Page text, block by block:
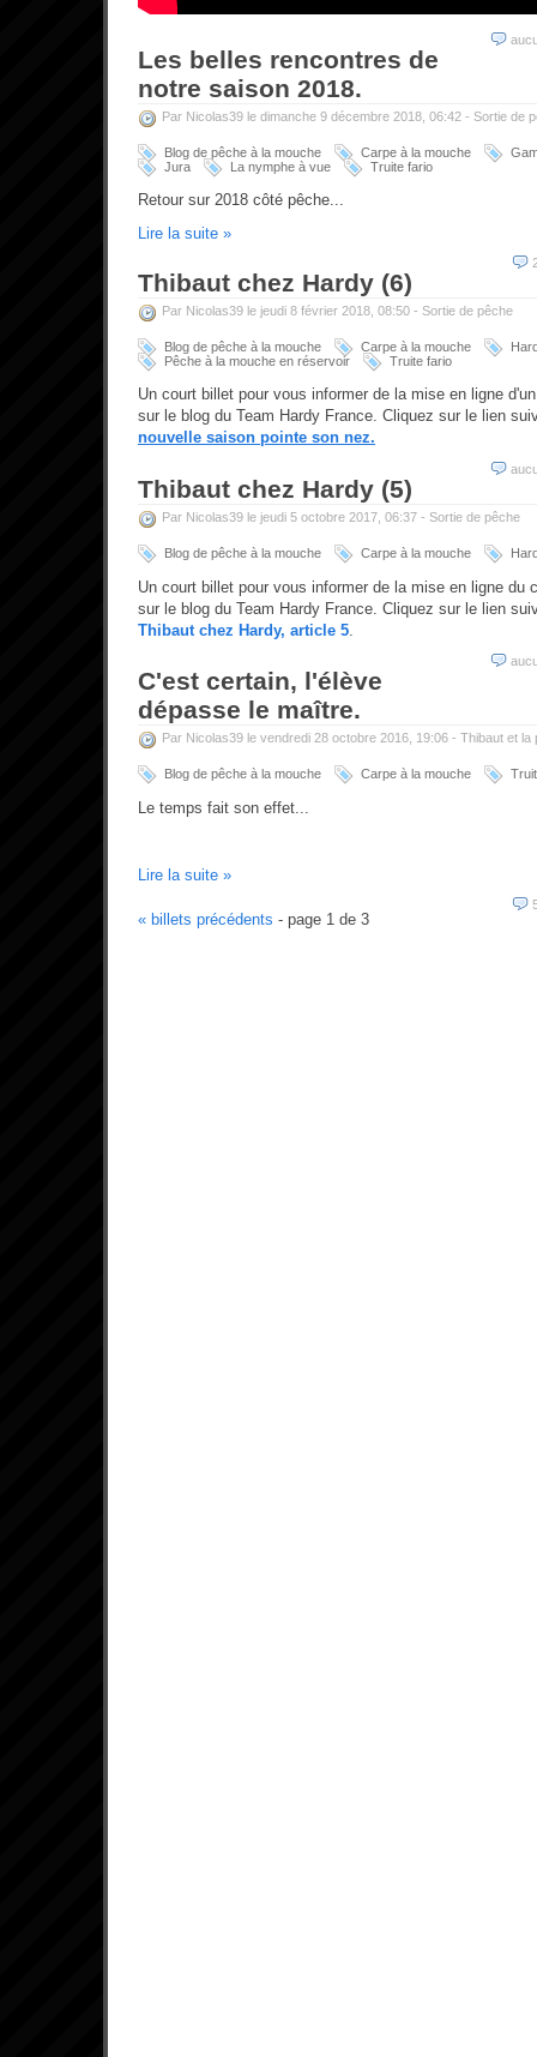
Les belles rencontres de
notre saison 2018.
Par Nicolas39 le dimanche 9 décembre 2018, 06:42 - Sortie de
Blog de pêche à la mouche Carpe à la mouche
Jura
La nymphe à vue Truite fario
Retour sur 2018 côté pêche...
Lire la suite »
Thibaut chez Hardy (6)
Par Nicolas39 le jeudi 8 février 2018, 08:50 - Sortie de pêche
Blog de pêche à la mouche Carpe à la mouche
Pêche à la mouche en réservoir
Truite fario
Un court billet pour vous informer de la mise en ligne
sur le blog du Team Hardy France. Cliquez sur le lien
nouvelle saison pointe son nez.
Thibaut chez Hardy (5)
Par Nicolas39 le jeudi 5 octobre 2017, 06:37 - Sortie de pêche
Blog de pêche à la mouche Carpe à la mouche
Un court billet pour vous informer de la mise en ligne du
sur le blog du Team Hardy France. Cliquez sur le lien
Thibaut chez Hardy, article 5
C'est certain, l'élève
dépasse le maître.
Par Nicolas39 le vendredi 28 octobre 2016, 19:06 - Thibaut et la
Blog de pêche à la mouche Carpe à la mouche
Le temps fait son effet...
Lire la suite »
« billets précédents - page 1 de 3